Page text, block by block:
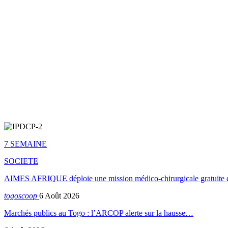
7 SEMAINE
SOCIETE
AIMES AFRIQUE déploie une mission médico-chirurgicale gratuite
togoscoop 6 Août 2026
Marchés publics au Togo : l’ARCOP alerte sur la hausse…